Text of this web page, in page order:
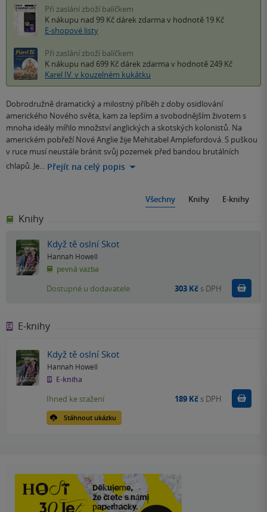
Při zaslání zboží balíčkem
K nákupu nad 99 Kč dárek zdarma v hodnotě 19 Kč
E-shopové listy
Při zaslání zboží balíčkem
K nákupu nad 699 Kč dárek zdarma v hodnotě 249 Kč
Karel IV. v kouzelném kukátku
Dobrodružně dramatický a milostný příběh z doby osidlování
amerického Nového světa, kam za lepším a svobodnějším životem s
mnoha ideály mířilo množství anglických a skotských kolonistů. Na
americkém pobřeží Nové Anglie žije Mehitabel Amplefordová. S puškou
v ruce musí neustále bránit svůj pozemek před bandou brutálních
chlapů. Je… Přejít na celý popis
Všechny Knihy E-knihy
Knihy
Když tě oslní Skot
Hannah Howell
pevná vazba
Dostupné u dodavatele 303 Kč s DPH
E-knihy
Když tě oslní Skot
Hannah Howell
E-kniha
Stáhnout ukázku
Ihned ke stažení 189 Kč s DPH Koupit